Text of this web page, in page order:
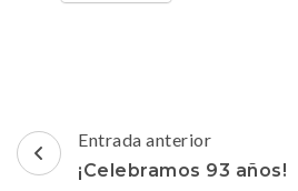
Navegación
de
Entrada anterior
¡Celebramos 93 años!